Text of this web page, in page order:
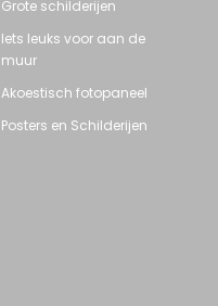
Grote schilderijen
Iets leuks voor aan de
muur
Akoestisch fotopaneel
Posters en Schilderijen